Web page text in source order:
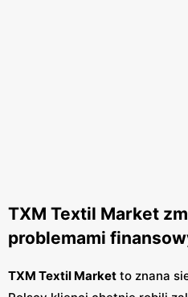
TXM Textil Market
problemami
TXM Textil Market to znana